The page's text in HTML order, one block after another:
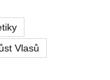
Vlasů